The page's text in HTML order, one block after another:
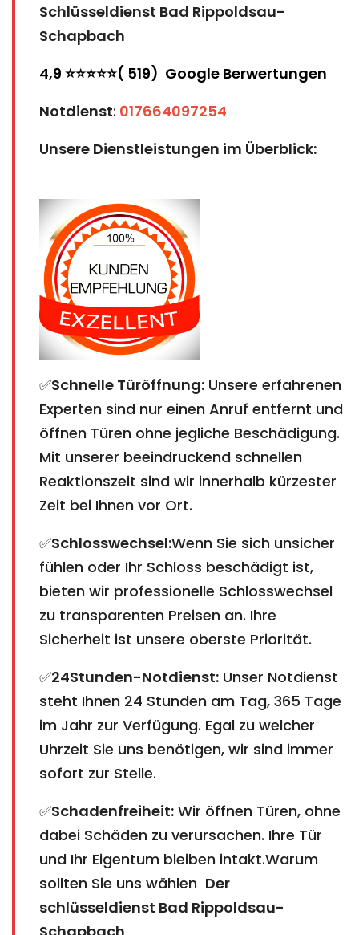
Schlüsseldienst Bad Rippoldsau-
Schapbach
4,9 ⭐⭐⭐⭐⭐( 519) Google Berwertungen
Notdienst: 017664097254
Unsere Dienstleistungen im Überblick:
✅Schnelle Türöffnung: Unsere erfahrenen
Experten sind nur einen Anruf entfernt und
öffnen Türen ohne jegliche Beschädigung.
Mit unserer beeindruckend schnellen
Reaktionszeit sind wir innerhalb kürzester
Zeit bei Ihnen vor Ort.
✅Schlosswechsel:Wenn Sie sich unsicher
fühlen oder Ihr Schloss beschädigt ist,
bieten wir professionelle Schlosswechsel
zu transparenten Preisen an. Ihre
Sicherheit ist unsere oberste Priorität.
✅24Stunden-Notdienst: Unser Notdienst
steht Ihnen 24 Stunden am Tag, 365 Tage
im Jahr zur Verfügung. Egal zu welcher
Uhrzeit Sie uns benötigen, wir sind immer
sofort zur Stelle.
✅Schadenfreiheit: Wir öffnen Türen, ohne
dabei Schäden zu verursachen. Ihre Tür
und Ihr Eigentum bleiben intakt.Warum
sollten Sie uns wählen Der
schlüsseldienst Bad Rippoldsau-